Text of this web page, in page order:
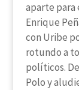
aparte para
Enrique
con Uribe
rotundo a
políticos.
Polo y